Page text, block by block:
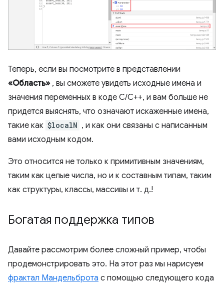
Теперь, если вы посмотрите в представлении
«Область» , вы сможете увидеть исходные имена и
значения переменных в коде C/C++, и вам больше не
придется выяснять, что означают искаженные имена,
такие как $localN , и как они связаны с написанным
вами исходным кодом.
Это относится не только к примитивным значениям,
таким как целые числа, но и к составным типам, таким
как структуры, классы, массивы и т. д.!
Богатая поддержка типов
Давайте рассмотрим более сложный пример, чтобы
продемонстрировать это. На этот раз мы нарисуем
фрактал Мандельброта с помощью следующего кода